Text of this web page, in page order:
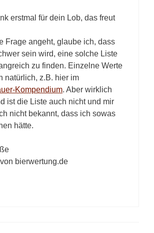
erstmal für dein Lob, das freut
Frage angeht, glaube ich, dass
sein wird, eine solche Liste
zu finden. Einzelne Werte
natürlich, z.B. hier im
Kompendium. Aber wirklich
ist die Liste auch nicht und mir
nicht bekannt, dass ich sowas
hätte.
bierwertung.de